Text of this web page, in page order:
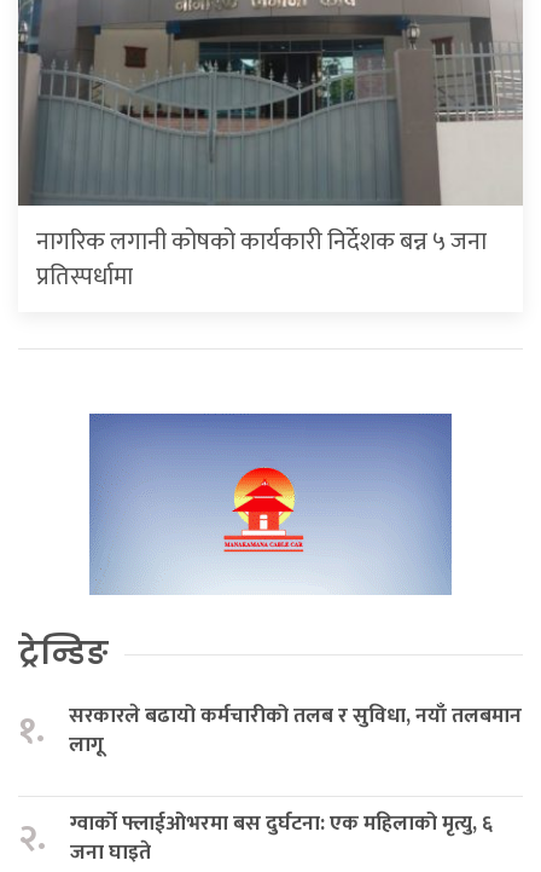
नागरिक लगानी कोषको कार्यकारी निर्देशक बन्न ५ जना
प्रतिस्पर्धामा
ट्रेन्डिङ
१.
सरकारले बढायो कर्मचारीको तलब र सुविधा, नयाँ तलबमान
लागू
२.
ग्वार्को फ्लाईओभरमा बस दुर्घटना: एक महिलाको मृत्यु, ६
जना घाइते